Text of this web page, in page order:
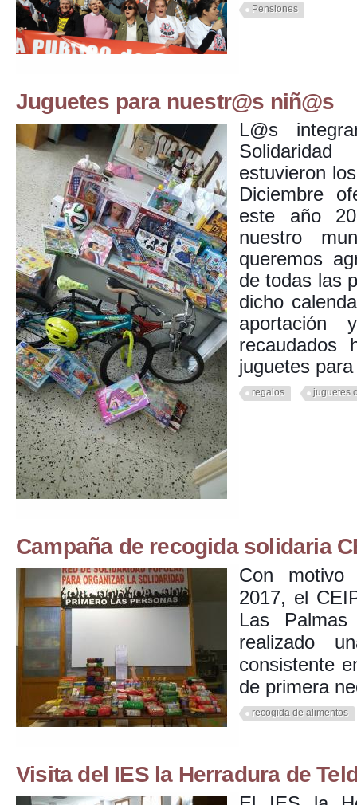
Pensiones
Juguetes para nuestr@s niñ@s
L@s
estuvieron
Diciembre
este año
nuestro
queremos
de todas las
dicho
aportación
recaudados
juguetes
regalos juguetes
Campaña de recogida solidaria
Con
2017, el
Las
realizado
consistente
de primera
recogida de alimentos
Visita del IES la Herradura de